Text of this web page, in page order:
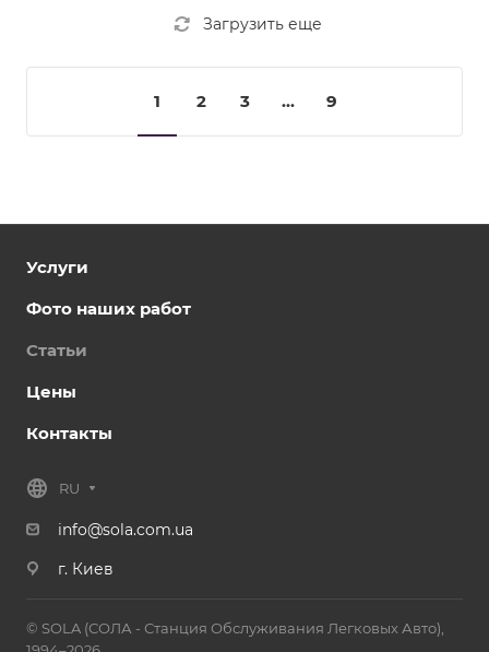
Загрузить еще
1 2 3 ... 9
Услуги
Фото наших работ
Статьи
Цены
Контакты
RU
info@sola.com.ua
г. Киев
© SOLA (СОЛА - Станция Обслуживания Легковых Авто),